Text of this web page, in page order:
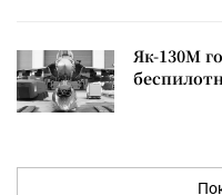
Як-130М